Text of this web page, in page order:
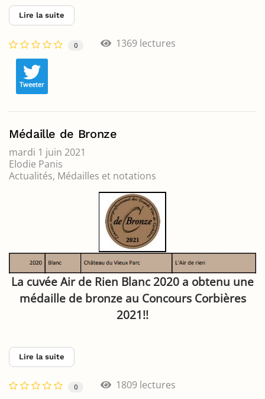
Lire la suite
0 1369 lectures
Tweeter
Médaille de Bronze
mardi 1 juin 2021
Elodie Panis
Actualités Médailles et notations
La cuvée Air de Rien Blanc 2020 a obtenu une
médaille de bronze au Concours Corbières
2021!!
Lire la suite
0 1809 lectures